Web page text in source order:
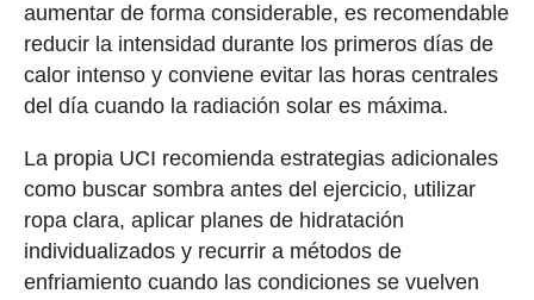
aumentar de forma considerable, es recomendable
reducir la intensidad durante los primeros días de
calor intenso y conviene evitar las horas centrales
del día cuando la radiación solar es máxima.
La propia UCI recomienda estrategias adicionales
como buscar sombra antes del ejercicio, utilizar
ropa clara, aplicar planes de hidratación
individualizados y recurrir a métodos de
enfriamiento cuando las condiciones se vuelven